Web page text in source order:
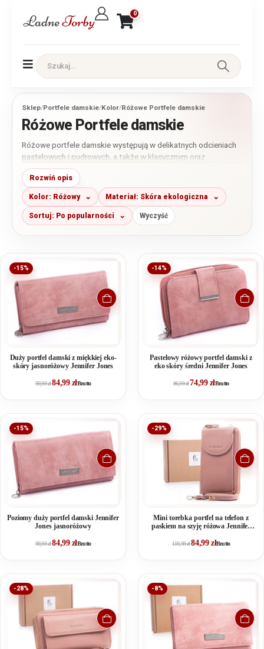
0
Sklep/Portfele damskie/Kolor/Różowe Portfele damskie
Różowe Portfele damskie
Różowe portfele damskie występują w delikatnych odcieniach
pastelowych i pudrowych, a także w klasycznym oraz
intensywnym różu. W kategorii znajdziesz małe, średnie i duże
modele wykonane z gładkiej, miękkiej skóry naturalnej oraz
wybrane portfele ze skóry ekologicznej. Przed zakupem
porównaj wymiary, układ przegródek i sposób zamykania
kieszeni na monety.
Rozwiń opis
Kolor: Różowy Materiał: Skóra ekologiczna
Sortuj: Po popularności Wyczyść
-15%
Duży portfel damski z miękkiej eko-
skóry jasnoróżowy Jennifer Jones
99,99zł84,99 złBrutto
-14%
Pastelowy różowy portfel damski z
eko skóry średni Jennifer Jones
86,99zł74,99 złBrutto
-15%
Poziomy duży portfel damski Jennifer
Jones jasnoróżowy
99,99zł84,99 złBrutto
-29%
Mini torebka portfel na telefon z
paskiem na szyję różowa Jennifer
119,99zł84,99 złBrutto
-28% -8%